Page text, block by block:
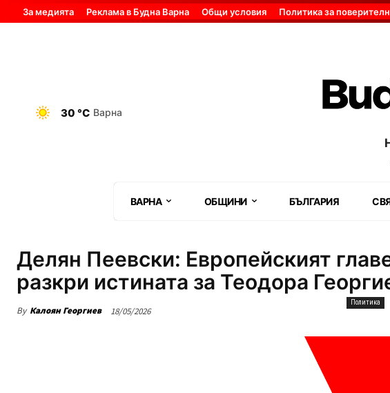
За медията Реклама в Будна Варна Общи условия Политика за
30 °C Варна
ВАРНА ОБЩИНИ БЪЛГАРИЯ
Делян Пеевски: Европейският
разкри истината за Теодора
By Калоян Георгиев 18/05/2026
Политика